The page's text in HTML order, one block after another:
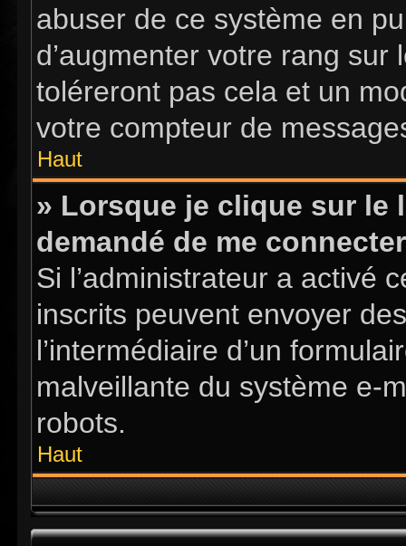
abuser de ce système en
d’augmenter votre rang
toléreront pas cela et un
votre compteur de
Haut
» Lorsque je clique sur le
demandé de me
Si l’administrateur a activé
inscrits peuvent envoyer
l’intermédiaire d’un
malveillante du système e-
robots.
Haut